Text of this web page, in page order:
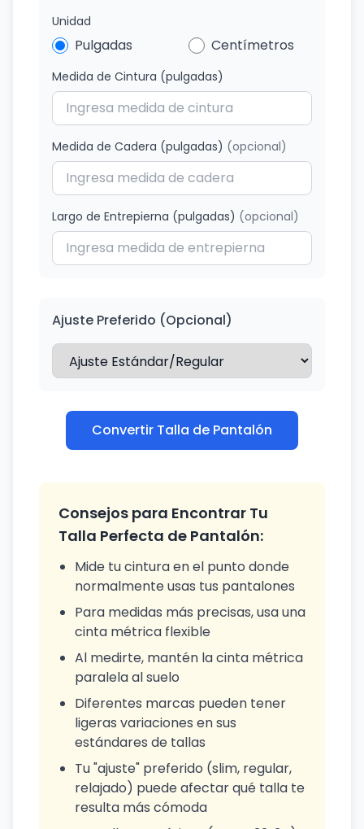
Unidad
Pulgadas Centímetros
Medida de Cintura (pulgadas)
Medida de Cadera (pulgadas) (opcional)
Largo de Entrepierna (pulgadas) (opcional)
Ajuste Preferido (Opcional)
Convertir Talla de Pantalón
Consejos para Encontrar Tu
Talla Perfecta de Pantalón:
Mide tu cintura en el punto donde
normalmente usas tus pantalones
Para medidas más precisas, usa una
cinta métrica flexible
Al medirte, mantén la cinta métrica
paralela al suelo
Diferentes marcas pueden tener
ligeras variaciones en sus
estándares de tallas
Tu "ajuste" preferido (slim, regular,
relajado) puede afectar qué talla te
resulta más cómoda